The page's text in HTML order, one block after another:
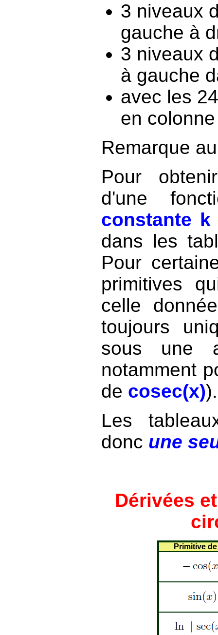
3 niveaux
gauche à
3 niveaux
à gauche
avec les
en
Remarque
Pour
d'une
constante k
dans les
Pour
primitives
celle
toujours
sous une
notamment
de cosec(x)).
Les
donc une
Dérivées
Primitive